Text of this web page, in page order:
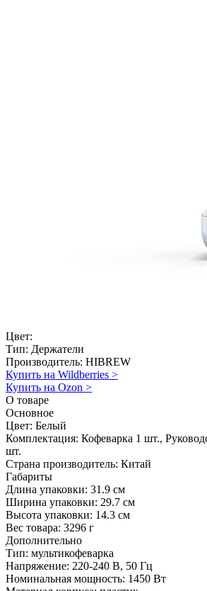
Цвет:
Тип: Держатели
Производитель: HIBREW
Купить на Wildberries >
Купить на Ozon >
О товаре
Основное
Цвет: Белый
Комплектация: Кофеварка 1 шт.,
шт.
Страна производитель: Китай
Габариты
Длина упаковки: 31.9 см
Ширина упаковки: 29.7 см
Высота упаковки: 14.3 см
Вес товара: 3296 г
Дополнительно
Тип: мультикофеварка
Напряжение: 220-240 В, 50 Гц
Номинальная мощность: 1450 Вт